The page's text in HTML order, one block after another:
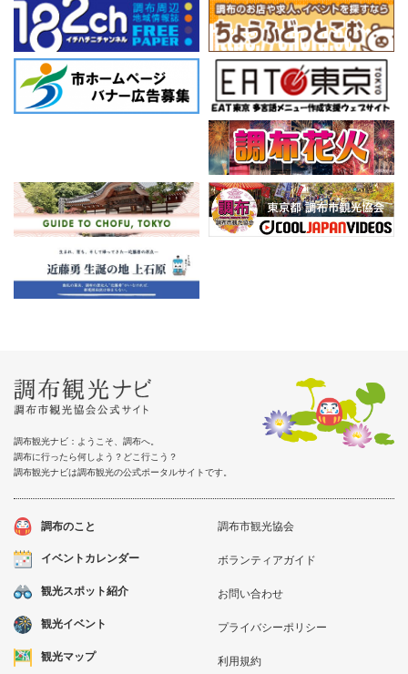
調布観光ナビ：ようこそ、調布へ。
調布に行ったら何しよう？どこ行こう？
調布観光ナビは調布観光の公式ポータルサイトです。
調布のこと
イベントカレンダー
観光スポット紹介
観光イベント
観光マップ
調布市観光協会
ボランティアガイド
お問い合わせ
プライバシーポリシー
利用規約